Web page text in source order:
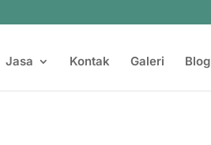
Jasa Kontak Galeri Blog